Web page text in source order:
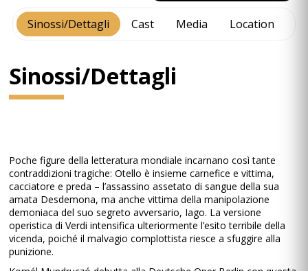
Sinossi/Dettagli Cast Media Location
Sinossi/Dettagli
Poche figure della letteratura mondiale incarnano così tante
contraddizioni tragiche: Otello è insieme carnefice e vittima,
cacciatore e preda – l’assassino assetato di sangue della sua
amata Desdemona, ma anche vittima della manipolazione
demoniaca del suo segreto avversario, Iago. La versione
operistica di Verdi intensifica ulteriormente l’esito terribile della
vicenda, poiché il malvagio complottista riesce a sfuggire alla
punizione.